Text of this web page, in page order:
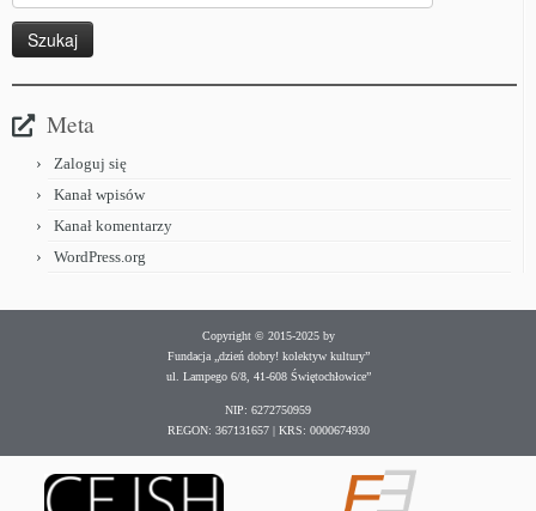
Meta
Zaloguj się
Kanał wpisów
Kanał komentarzy
WordPress.org
Copyright © 2015-2025 by
Fundacja „dzień dobry! kolektyw kultury”
ul. Lampego 6/8, 41-608 Świętochłowice”
NIP: 6272750959
REGON: 367131657 | KRS: 0000674930